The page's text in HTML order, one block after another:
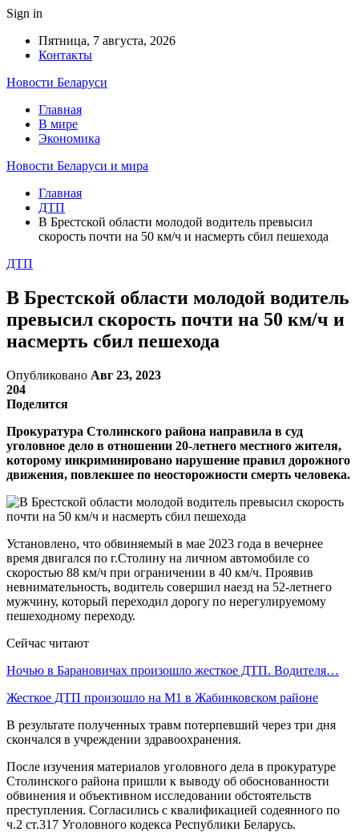
Sign in
Пятница, 7 августа, 2026
Контакты
Новости Беларуси
Главная
В мире
Экономика
Новости Беларуси и мира
Главная
ДТП
В Брестской области молодой водитель превысил
скорость почти на 50 км/ч и насмерть сбил пешехода
ДТП
В Брестской области молодой водитель
превысил скорость почти на 50 км/ч и
насмерть сбил пешехода
Опубликовано Авг 23, 2023
204
Поделится
Прокуратура Столинского района направила в суд
уголовное дело в отношении 20-летнего местного жителя,
которому инкриминировано нарушение правил дорожного
движения, повлекшее по неосторожности смерть человека.
Установлено, что обвиняемый в мае 2023 года в вечернее
время двигался по г.Столину на личном автомобиле со
скоростью 88 км/ч при ограничении в 40 км/ч. Проявив
невнимательность, водитель совершил наезд на 52-летнего
мужчину, который переходил дорогу по нерегулируемому
пешеходному переходу.
Сейчас читают
Ночью в Барановичах произошло жесткое ДТП. Водителя…
Жесткое ДТП произошло на М1 в Жабинковском районе
В результате полученных травм потерпевший через три дня
скончался в учреждении здравоохранения.
После изучения материалов уголовного дела в прокуратуре
Столинского района пришли к выводу об обоснованности
обвинения и объективном исследовании обстоятельств
преступления. Согласились с квалификацией содеянного по
ч.2 ст.317 Уголовного кодекса Республики Беларусь.